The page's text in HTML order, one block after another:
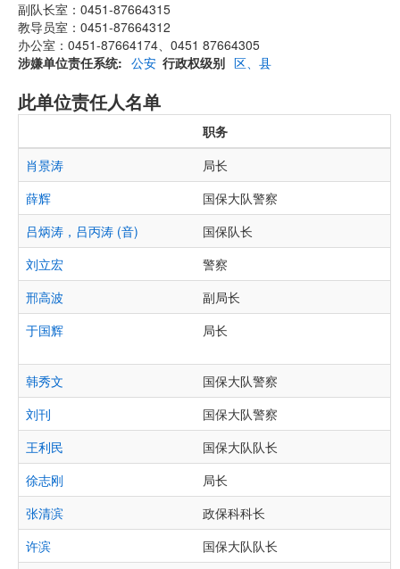
副队长室：0451-87664315
教导员室：0451-87664312
办公室：0451-87664174、0451 87664305
涉嫌单位责任系统
公安 行政权级别 区、县
此单位责任人名单
职务
肖景涛
局长
薛辉
国保大队警察
吕炳涛，吕丙涛 (音)
国保队长
刘立宏
警察
邢高波
副局长
于国辉
局长
韩秀文
国保大队警察
刘刊
国保大队警察
王利民
国保大队队长
徐志刚
局长
张清滨
政保科科长
许滨
国保大队队长